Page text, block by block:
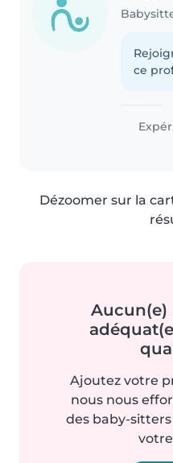
ce
Dézoomer sur la
Aucun(e)
Ajoutez votre
nous nous
des baby-